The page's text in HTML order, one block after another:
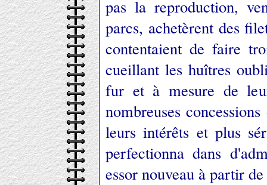
pas la reproduction,
parcs, achetèrent des
contentaient de faire
cueillant les huîtres
fur et à mesure de
nombreuses
leurs intérêts et plus
perfectionna dans
essor nouveau à partir